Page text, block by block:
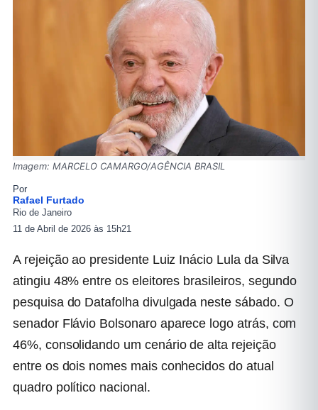
Imagem: MARCELO CAMARGO/AGÊNCIA BRASIL
Por
Rafael Furtado
Rio de Janeiro
11 de Abril de 2026 às 15h21
A rejeição ao presidente Luiz Inácio Lula da Silva
atingiu 48% entre os eleitores brasileiros, segundo
pesquisa do Datafolhadivulgada neste sábado. O
senador Flávio Bolsonaroaparece logo atrás, com
46%, consolidando um cenário de alta rejeição
entre os dois nomes mais conhecidos do atual
quadro político nacional.